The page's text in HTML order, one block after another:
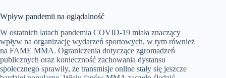
Wpływ pandemii na oglądalność
W ostatnich latach pandemia COVID-19 miała znaczący
wpływ na organizację wydarzeń sportowych, w tym również
na FAME MMA. Ograniczenia dotyczące zgromadzeń
publicznych oraz konieczność zachowania dystansu
społecznego sprawiły, że transmisje online stały się jeszcze